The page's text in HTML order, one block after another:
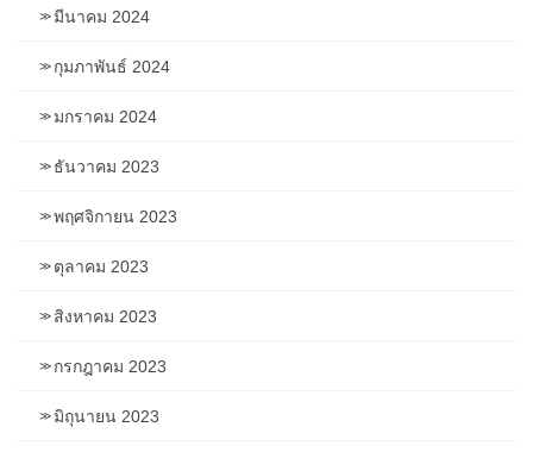
มีนาคม 2024
กุมภาพันธ์ 2024
มกราคม 2024
ธันวาคม 2023
พฤศจิกายน 2023
ตุลาคม 2023
สิงหาคม 2023
กรกฎาคม 2023
มิถุนายน 2023